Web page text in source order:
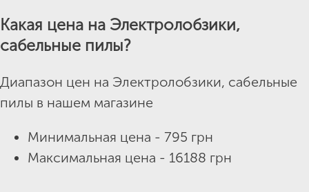
Какая цена на Электролобзики,
сабельные пилы?
Диапазон цен на Электролобзики, сабельные
пилы в нашем магазине
Минимальная цена - 795 грн
Максимальная цена - 16188 грн